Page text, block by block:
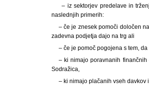
– iz sektorjev predelave in
naslednjih primerih:
– če je znesek pomoči določen
zadevna podjetja dajo na trg ali
– če je pomoč pogojena s tem,
– ki nimajo poravnanih
Sodražica,
– ki nimajo plačanih vseh davkov